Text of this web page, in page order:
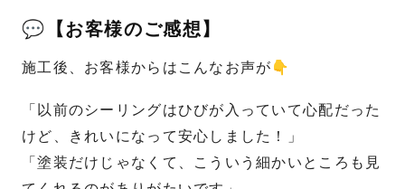
💬【お客様のご感想】
施工後、お客様からはこんなお声が👇
「以前のシーリングはひびが入っていて心配だった
けど、きれいになって安心しました！」
「塗装だけじゃなくて、こういう細かいところも見